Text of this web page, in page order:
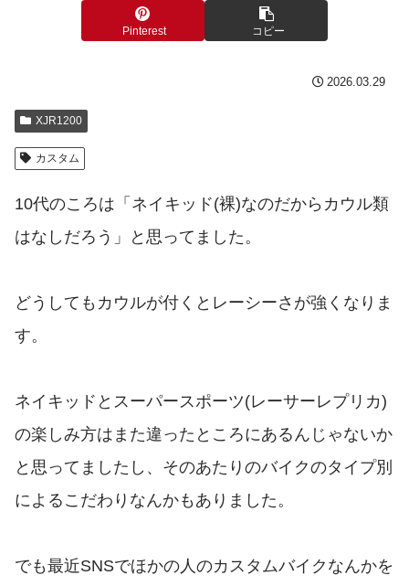
Pinterest コピー
2026.03.29
XJR1200
カスタム
10代のころは「ネイキッド(裸)なのだからカウル類
はなしだろう」と思ってました。
どうしてもカウルが付くとレーシーさが強くなりま
す。
ネイキッドとスーパースポーツ(レーサーレプリカ)
の楽しみ方はまた違ったところにあるんじゃないか
と思ってましたし、そのあたりのバイクのタイプ別
によるこだわりなんかもありました。
でも最近SNSでほかの人のカスタムバイクなんかを